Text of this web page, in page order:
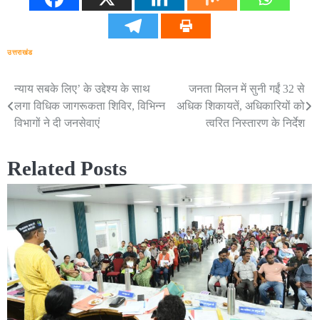
उत्तराखंड
Post
navigation
न्याय सबके लिए’ के उद्देश्य के साथ
लगा विधिक जागरूकता शिविर, विभिन्न
विभागों ने दी जनसेवाएं
जनता मिलन में सुनी गईं 32 से
अधिक शिकायतें, अधिकारियों को
त्वरित निस्तारण के निर्देश
Related Posts